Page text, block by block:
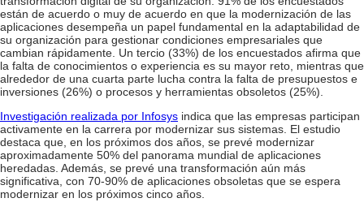
están de acuerdo o muy de acuerdo en que la modernización de las
aplicaciones desempeña un papel fundamental en la adaptabilidad de
su organización para gestionar condiciones empresariales que
cambian rápidamente. Un tercio (33%) de los encuestados afirma que
la falta de conocimientos o experiencia es su mayor reto, mientras que
alrededor de una cuarta parte lucha contra la falta de presupuestos e
inversiones (26%) o procesos y herramientas obsoletos (25%).
Investigación realizada por Infosys indica que las empresas participan
activamente en la carrera por modernizar sus sistemas. El estudio
destaca que, en los próximos dos años, se prevé modernizar
aproximadamente 50% del panorama mundial de aplicaciones
heredadas. Además, se prevé una transformación aún más
significativa, con 70-90% de aplicaciones obsoletas que se espera
modernizar en los próximos cinco años.